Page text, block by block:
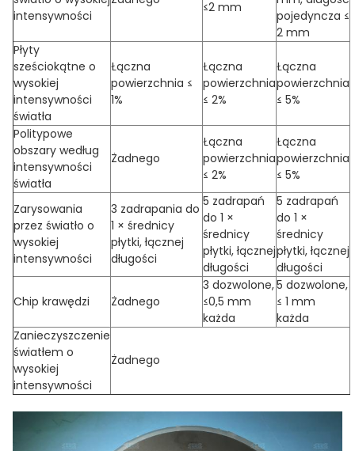
intensywności
≤2 mm
pojedyncza ≤
2 mm
Płyty
sześciokątne o
wysokiej
intensywności
światła
Łączna
powierzchnia ≤
1%
Łączna
powierzchnia
≤ 2%
Łączna
powierzchnia
≤ 5%
Politypowe
obszary według
intensywności
światła
Żadnego
Łączna
powierzchnia
≤ 2%
Łączna
powierzchnia
≤ 5%
Zarysowania
przez światło o
wysokiej
intensywności
3 zadrapania do
1 × średnicy
płytki, łącznej
długości
5 zadrapań
do 1 ×
średnicy
płytki, łącznej
długości
5 zadrapań
do 1 ×
średnicy
płytki, łącznej
długości
Chip krawędzi Żadnego
3 dozwolone,
≤0,5 mm
każda
5 dozwolone,
≤ 1 mm
każda
Zanieczyszczenie
światłem o
wysokiej
intensywności
Żadnego